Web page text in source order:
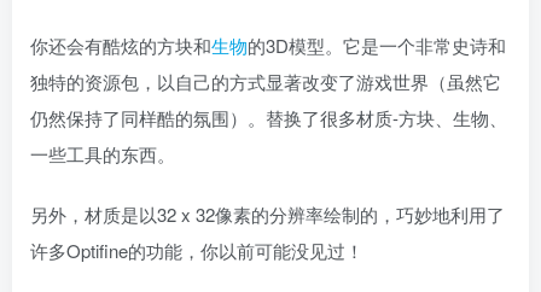
你还会有酷炫的方块和生物的3D模型。它是一个非常史诗和
独特的资源包，以自己的方式显著改变了游戏世界（虽然它
仍然保持了同样酷的氛围）。替换了很多材质-方块、生物、
一些工具的东西。
另外，材质是以32 x 32像素的分辨率绘制的，巧妙地利用了
许多Optifine的功能，你以前可能没见过！